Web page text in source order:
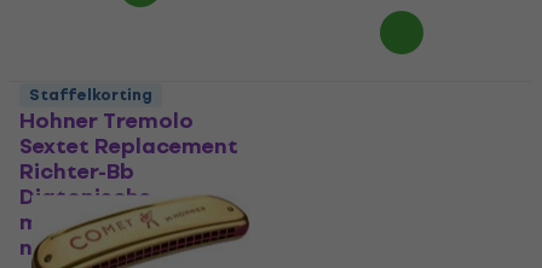
Hohner Tremolo
Sextet Replacement
Richter-Bb
Diatonische
mondharmonica (Als
nieuw)
Staffelkorting